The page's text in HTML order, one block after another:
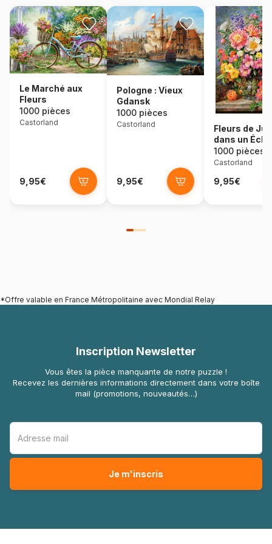
Le Marché aux
Fleurs
1000 pièces
Castorland
9,95€
Pologne : Vieux
Gdansk
1000 pièces
Castorland
9,95€
Fleurs de
dans un Éclat
Radieux
1000 pièces
Castorland
9,95€
*Offre valable en France Métropolitaine avec Mondial Relay
Inscription Newsletter
Vous êtes la pièce manquante de notre puzzle !
Recevez les dernières informations directement dans votre boîte
mail (promotions, nouveautés…)